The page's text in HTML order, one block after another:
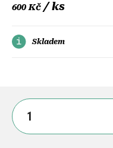
600 Kč / ks
Skladem